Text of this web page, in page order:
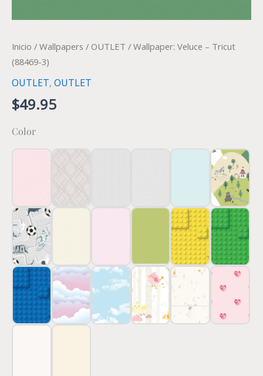
Inicio / Wallpapers / OUTLET / Wallpaper: Veluce – Tricut
(88469-3)
OUTLET, OUTLET
$49.95
Color